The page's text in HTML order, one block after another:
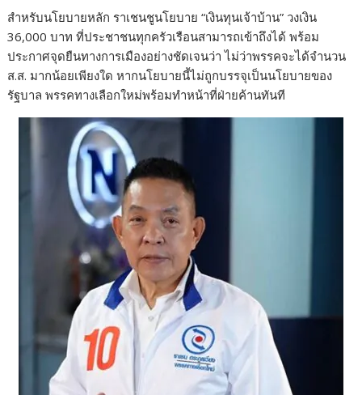
สำหรับนโยบายหลัก ราเชนชูนโยบาย “เงินทุนเจ้าบ้าน” วงเงิน
36,000 บาท ที่ประชาชนทุกครัวเรือนสามารถเข้าถึงได้ พร้อม
ประกาศจุดยืนทางการเมืองอย่างชัดเจนว่า ไม่ว่าพรรคจะได้จำนวน
ส.ส. มากน้อยเพียงใด หากนโยบายนี้ไม่ถูกบรรจุเป็นนโยบายของ
รัฐบาล พรรคทางเลือกใหม่พร้อมทำหน้าที่ฝ่ายค้านทันที